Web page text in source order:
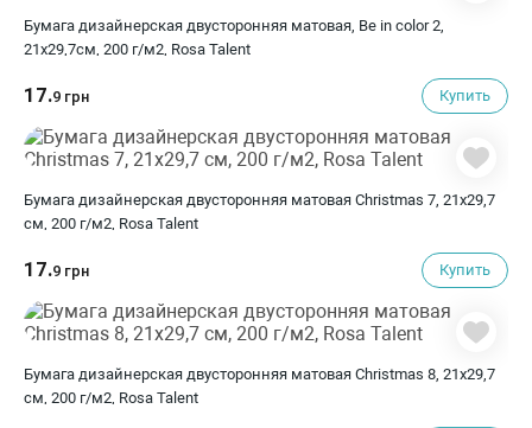
Бумага дизайнерская двусторонняя матовая, Be in color 2,
21х29,7см, 200 г/м2, Rosa Talent
17.9 грн Купить
Бумага дизайнерская двусторонняя матовая Christmas 7, 21х29,7
см, 200 г/м2, Rosa Talent
17.9 грн Купить
Бумага дизайнерская двусторонняя матовая Christmas 8, 21х29,7
см, 200 г/м2, Rosa Talent